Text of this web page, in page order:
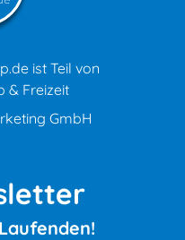
ist Teil von
& Freizeit
GmbH